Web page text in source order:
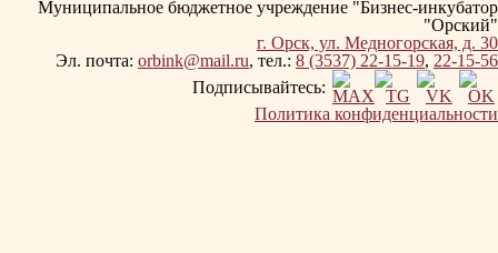
Муниципальное бюджетное учреждение "Бизнес-инкубатор
"Орский"
г. Орск, ул. Медногорская, д. 30
Эл. почта: orbink@mail.ru, тел.: 8 (3537) 22-15-19, 22-15-56
Подписывайтесь:
Политика конфиденциальности